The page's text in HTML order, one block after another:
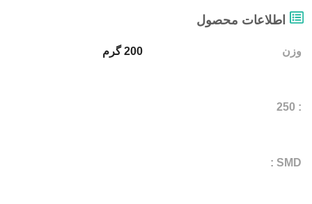
اطلاعات محصول
وزن 200 گرم
: 250
SMD :